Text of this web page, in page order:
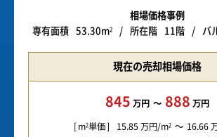
相場価格事例
専有面積
53.30m2 所在階 11階 バ
現在の売却相場価格
845 万円 888 万円
m2単価 15.85 万円/m2 16.66